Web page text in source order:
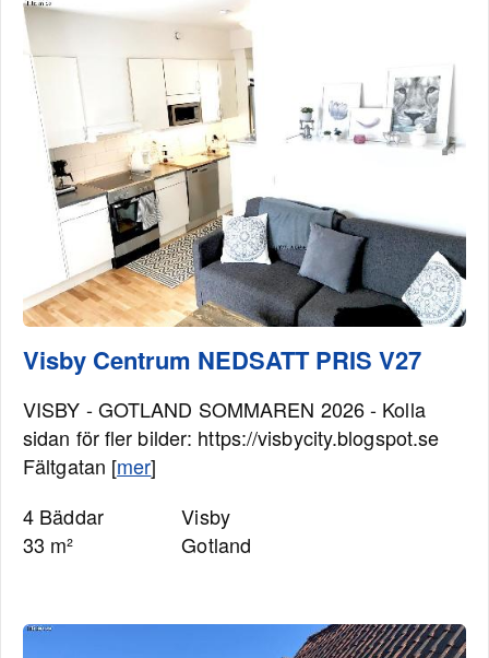
Visby Centrum NEDSATT PRIS V27
VISBY - GOTLAND SOMMAREN 2026 - Kolla
sidan för fler bilder: https://visbycity.blogspot.se
Fältgatan [mer]
4 Bäddar
33 m²
Visby
Gotland